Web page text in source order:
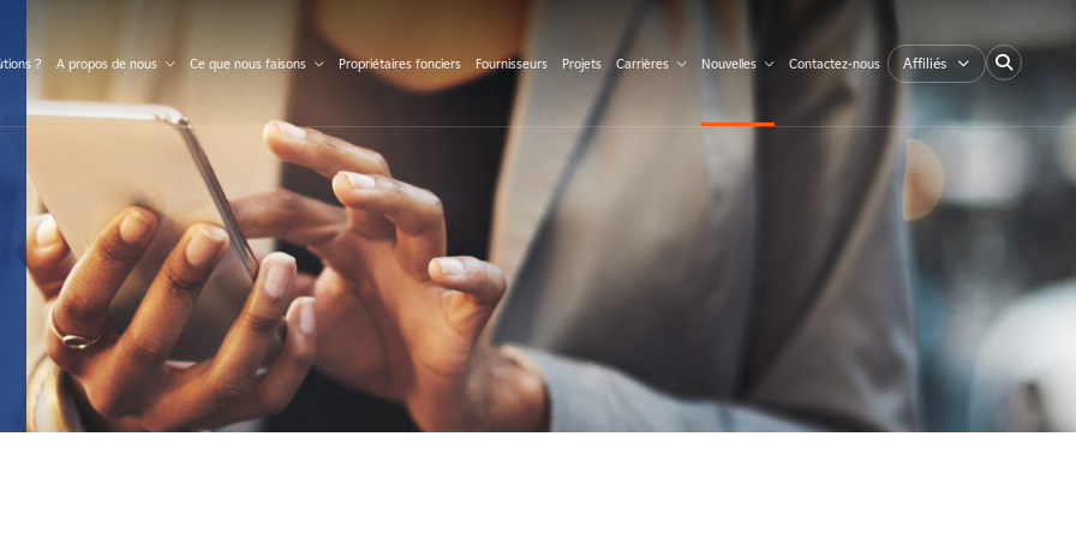
? A propos de nous Ce que nous faisons Propriétaires fonciers Fournisseurs Projets Carrières Nouvelles Contactez-nous Affiliés